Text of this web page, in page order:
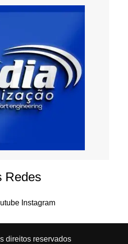
Redes
Instagram
direitos reservados